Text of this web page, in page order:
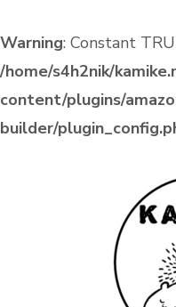
Warning: Constant
/home/s4h2nik/
content/plugins/
builder/